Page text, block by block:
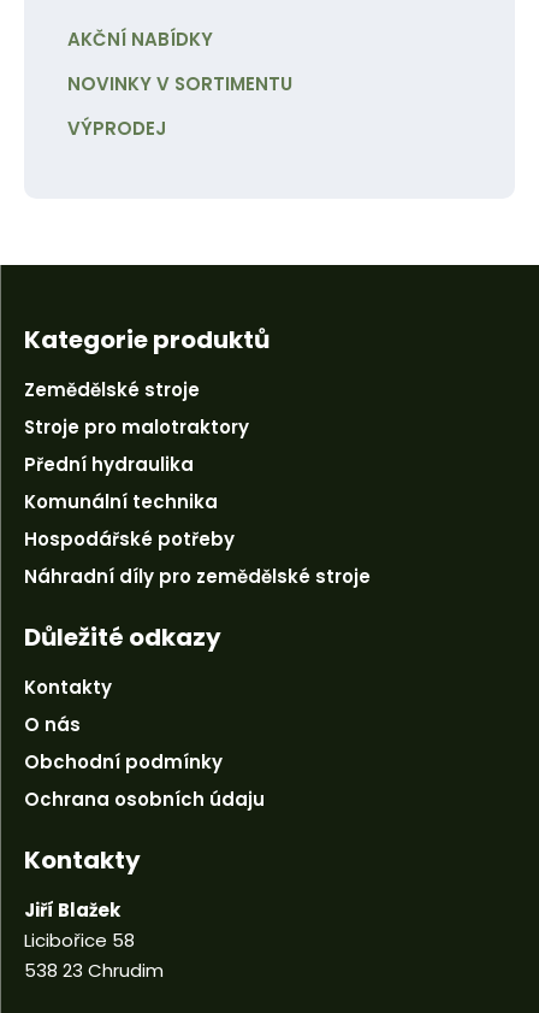
AKČNÍ NABÍDKY
NOVINKY V SORTIMENTU
VÝPRODEJ
Kategorie produktů
Zemědělské stroje
Stroje pro malotraktory
Přední hydraulika
Komunální technika
Hospodářské potřeby
Náhradní díly pro zemědělské stroje
Důležité odkazy
Kontakty
O nás
Obchodní podmínky
Ochrana osobních údaju
Kontakty
Jiří Blažek
Licibořice 58
538 23 Chrudim